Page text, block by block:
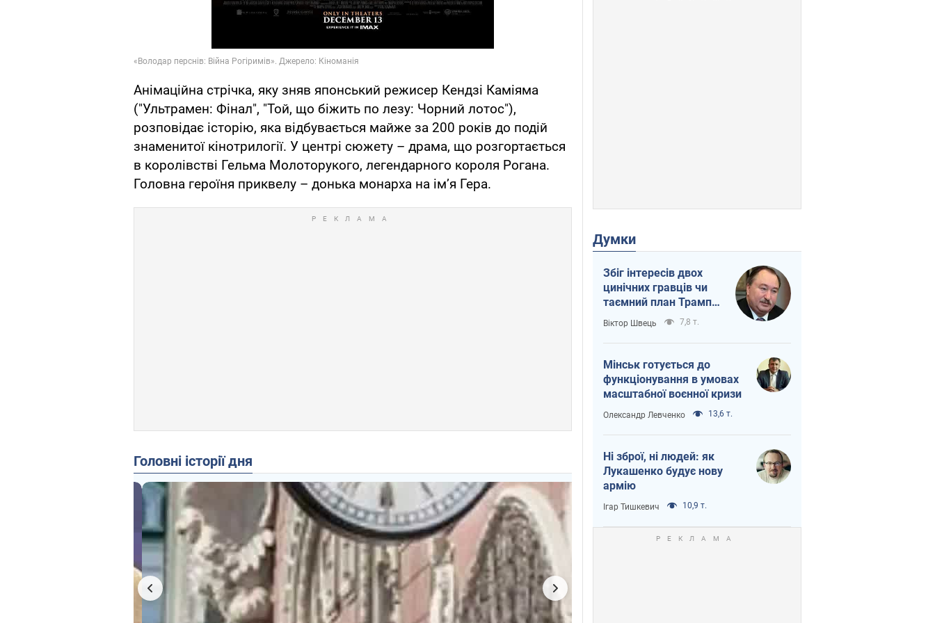
Анімаційна стрічка, яку зняв японський режисер ​​Кендзі Каміяма
("Ультрамен: Фінал", "Той, що біжить по лезу: Чорний лотос"),
розповідає історію, яка відбувається майже за 200 років до подій
знаменитої кінотрилогії. У центрі сюжету – драма, що розгортається
в королівстві Гельма Молоторукого, легендарного короля Рогана.
Головна героїня приквелу – донька монарха на ім’я Гера.
Головні історії дня
Думки
Збіг інтересів двох
цинічних гравців чи
таємний план Трампа
і Путіна?
Віктор Швець 7,8 т.
Мінськ готується до
функціонування в умовах
масштабної воєнної кризи
Олександр Левченко 13,6 т.
Ні зброї, ні людей: як
Лукашенко будує нову
армію
Ігар Тишкевич 10,9 т.